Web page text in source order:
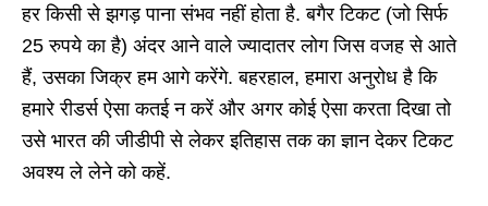
हर किसी से झगड़ पाना संभव नहीं होता है. बगैर टिकट (जो सिर्फ
25 रुपये का है) अंदर आने वाले ज्यादातर लोग जिस वजह से आते
हैं, उसका जिक्र हम आगे करेंगे. बहरहाल, हमारा अनुरोध है कि
हमारे रीडर्स ऐसा कतई न करें और अगर कोई ऐसा करता दिखा तो
उसे भारत की जीडीपी से लेकर इतिहास तक का ज्ञान देकर टिकट
अवश्य ले लेने को कहें.